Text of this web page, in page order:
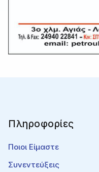
Πληροφορίες
Ποιοι Είμαστε
Συνεντεύξεις